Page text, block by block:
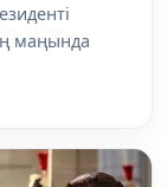
маңында